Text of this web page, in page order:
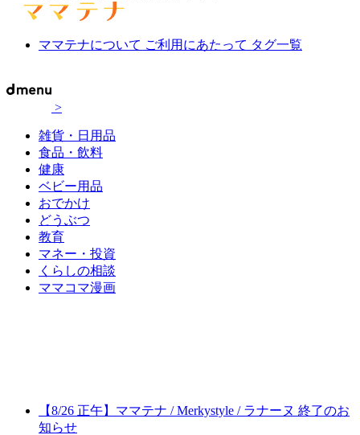
ママテナについて ご利用にあたって タグ一覧
>
雑貨・日用品
食品・飲料
健康
ベビー用品
おでかけ
どうぶつ
教育
マネー・投資
くらしの相談
ママコマ漫画
【8/26 正午】ママテナ / Merkystyle / ラナーヌ 終了のお
知らせ